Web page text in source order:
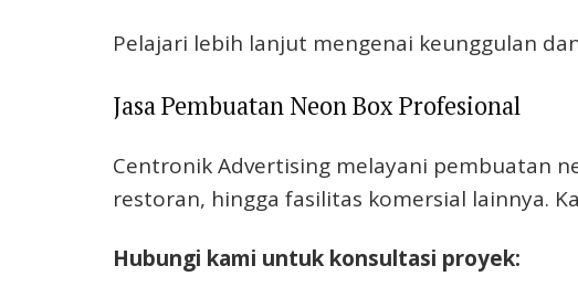
Pelajari lebih lanjut mengenai keunggulan
Jasa Pembuatan Neon Box Profesional
Centronik Advertising melayani pembuatan
restoran, hingga fasilitas komersial lainnya.
Hubungi kami untuk konsultasi proyek: